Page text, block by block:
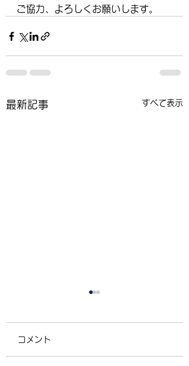
ご協力、よろしくお願いします。
最新記事 すべて表示
コメント